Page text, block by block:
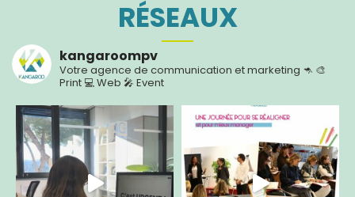
RÉSEAUX
kangaroompv
Votre agence de communication et marketing 🦘 🎨
Print 💻 Web 🎤 Event